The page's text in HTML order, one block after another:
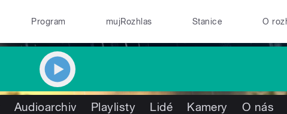
Program mujRozhlas Stanice O
Audioarchiv Playlisty Lidé Kamery O nás